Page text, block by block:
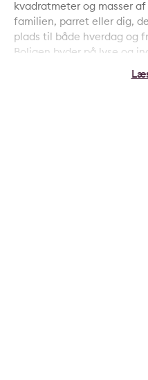
kvadratmeter og masser
familien, parret eller dig,
plads til både hverdag og
Boligen byder på lyse og
planløsning og hyggelige
familie og gæster kan